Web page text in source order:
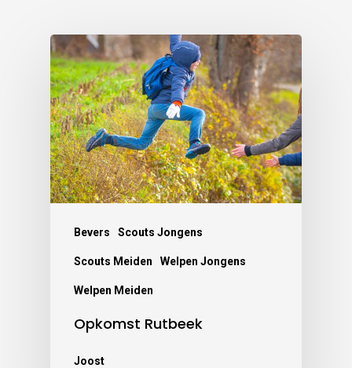
Bevers Scouts Jongens
Scouts Meiden Welpen Jongens
Welpen Meiden
Opkomst Rutbeek
Joost